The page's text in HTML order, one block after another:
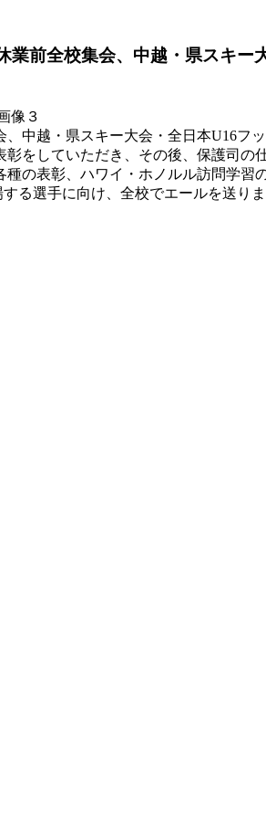
業前全校集会、中越・県スキー
中越・県スキー大会・全日本U16フ
をしていただき、その後、保護司の
の表彰、ハワイ・ホノルル訪問学習
る選手に向け、全校でエールを送りま